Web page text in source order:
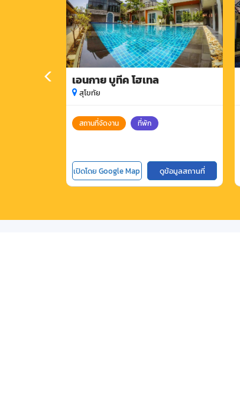
เอนกาย บูทีค โฮเทล
สุโขทัย
สถานที่จัดงาน ที่พัก
เปิดโดย Google Map ดูข้อมูลสถานที่